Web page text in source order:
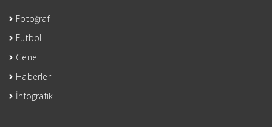
Fotoğraf
Futbol
Genel
Haberler
İnfografik